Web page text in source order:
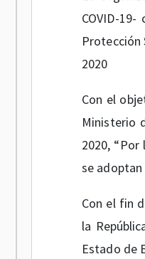
COVID-
Protección
2020
Con el
Ministerio
2020, “Por
se
Con el fin
la
Estado de